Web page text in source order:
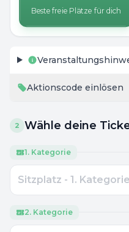
Beste freie Plätze für dich
Aktionscode einlösen
2 Wähle deine
1. Kategorie
Sitzplatz - 1. Kategorie
2. Kategorie